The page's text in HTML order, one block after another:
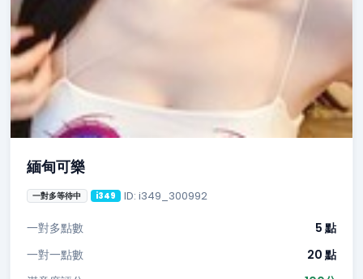
緬甸可樂
一對多等待中 i349 ID: i349_300992
一對多點數
5 點
一對一點數
20 點